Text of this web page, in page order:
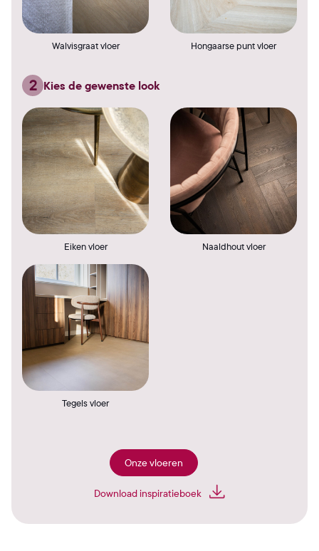
Walvisgraat vloer Hongaarse punt vloer
2 Kies de gewenste look
Eiken vloer Naaldhout vloer
Tegels vloer
Onze vloeren
Download inspiratieboek